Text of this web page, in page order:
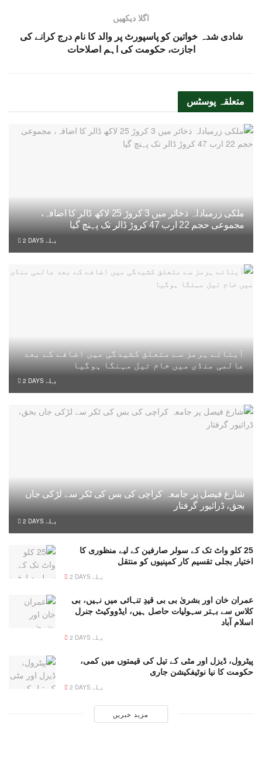
اگلا دیکھیں
شادی شدہ خواتین کو پاسپورٹ پر والد کا نام درج کرانے کی
اجازت، حکومت کی اہم اصلاحات
متعلقہ پوسٹس
ملکی زرمبادلہ ذخائر میں 3 کروڑ 25 لاکھ ڈالر کا اضافہ،
مجموعی حجم 22 ارب 47 کروڑ ڈالر تک پہنچ گیا
2 DAYS پہلے
آبنائے ہرمز سے متعلق کشیدگی میں اضافے کے بعد
عالمی منڈی میں خام تیل مہنگا ہوگیا
2 DAYS پہلے
شارع فیصل پر جامعہ کراچی کی بس کی ٹکر سے لڑکی جاں
بحق، ڈرائیور گرفتار
2 DAYS پہلے
25 کلو واٹ تک کے سولر صارفین کے لیے منظوری کا
اختیار بجلی تقسیم کار کمپنیوں کو منتقل
2 DAYS پہلے
عمران خان اور بشریٰ بی بی قیدِ تنہائی میں نہیں، بی
کلاس سے بہتر سہولیات حاصل ہیں، ایڈووکیٹ جنرل
اسلام آباد
2 DAYS پہلے
پیٹرول، ڈیزل اور مٹی کے تیل کی قیمتوں میں کمی،
حکومت کا نیا نوٹیفکیشن جاری
2 DAYS پہلے
مزید خبریں